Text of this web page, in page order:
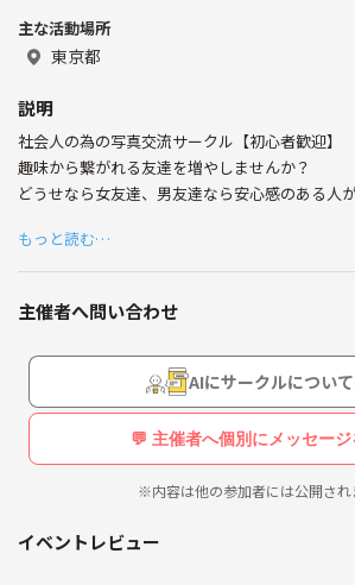
主な活動場所
東京都
説明
社会人の為の写真交流サークル【初心者歓迎】
趣味から繋がれる友達を増やしませんか？
どうせなら女友達、男友達なら安心感のある人
活動記録はWebサイトにありますので合わせて
もっと読む…
主催者へ問い合わせ
AIにサークルについて
💬 主催者へ個別にメッセージ
※内容は他の参加者には公開され
イベントレビュー